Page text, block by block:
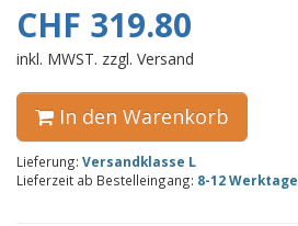
CHF 319.80
inkl. MWST. zzgl. Versand
In den Warenkorb
Lieferung: Versandklasse L
Lieferzeit ab Bestelleingang: 8-12 Werktage